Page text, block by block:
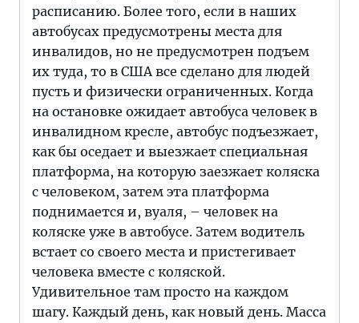
расписанию. Более того, если в наших
автобусах предусмотрены места для
инвалидов, но не предусмотрен подъем
их туда, то в США все сделано для людей
пусть и физически ограниченных. Когда
на остановке ожидает автобуса человек в
инвалидном кресле, автобус подъезжает,
как бы оседает и выезжает специальная
платформа, на которую заезжает коляска
с человеком, затем эта платформа
поднимается и, вуаля, – человек на
коляске уже в автобусе. Затем водитель
встает со своего места и пристегивает
человека вместе с коляской.
Удивительное там просто на каждом
шагу. Каждый день, как новый день. Масса